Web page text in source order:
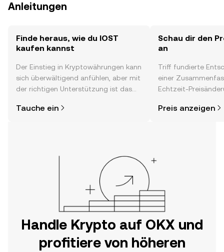
Anleitungen
Finde heraus, wie du IOST
kaufen kannst
Der Einstieg in Kryptowährungen kann
sich überwältigend anfühlen, aber mit
der richtigen Unterstützung ist das
direkt in der OKX-App oder hier im
Tauche ein
Schau dir den
an
Triff fundierte
einer
Echtzeit-
Neuigkeiten und
Preis anzeigen
Handle Krypto auf OKX und
profitiere von höheren